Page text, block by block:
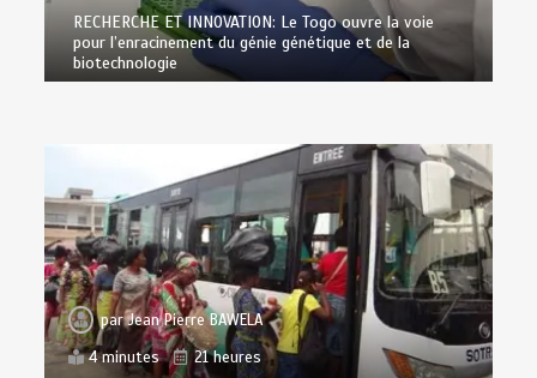
RECHERCHE ET INNOVATION: Le Togo ouvre la voie
pour l’enracinement du génie génétique et de la
biotechnologie
parJean Pierre BAWELA
4 minutes
21 heures